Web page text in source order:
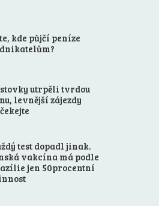
kde půjčí peníze
utrpěli tvrdou
levnější zájezdy
test dopadl jinak.
vakcína má podle
jen 50procentní